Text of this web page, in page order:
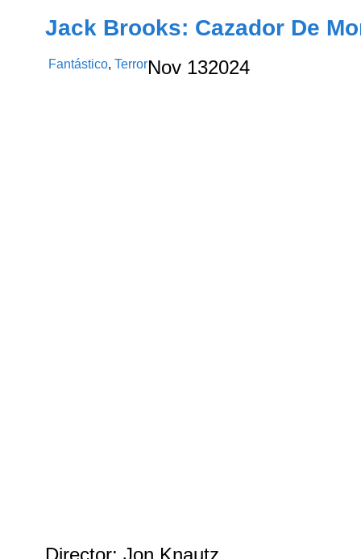
Jack Brooks: Cazador De
Fantástico,TerrorNov 132024